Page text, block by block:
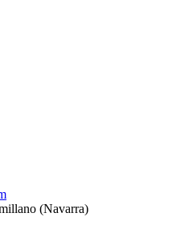
(Navarra)